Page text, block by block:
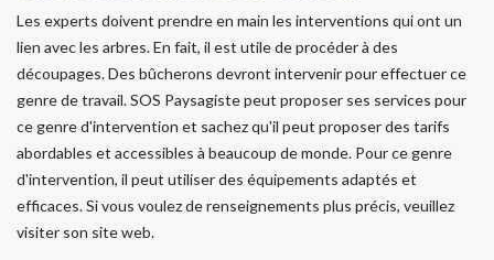
Les experts doivent prendre en main les interventions qui ont un
lien avec les arbres. En fait, il est utile de procéder à des
découpages. Des bûcherons devront intervenir pour effectuer ce
genre de travail. SOS Paysagiste peut proposer ses services pour
ce genre d'intervention et sachez qu'il peut proposer des tarifs
abordables et accessibles à beaucoup de monde. Pour ce genre
d'intervention, il peut utiliser des équipements adaptés et
efficaces. Si vous voulez de renseignements plus précis, veuillez
visiter son site web.